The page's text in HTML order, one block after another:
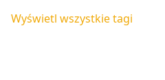
Wyświetl wszystkie tagi